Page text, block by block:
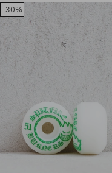
Elérhető méretek:
52
-30%